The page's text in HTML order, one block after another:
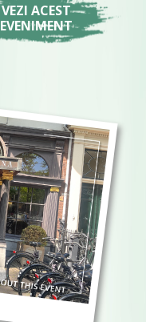
VEZI ACEST
EVENIMENT